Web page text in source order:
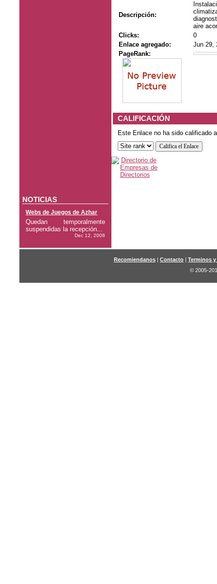
NOTICIAS
Webs de Juegos de Azhar
Quedan temporalmente
suspendidas la recepción...
Dec 12, 2008
Descripción:
aire
Clicks:
0
Enlace agregado:
Jun 29,
PageRank:
CALIFICACIÓN
Este Enlace no ha sido calificado
Recomiendanos | Contacto | Terminos
© 2005-